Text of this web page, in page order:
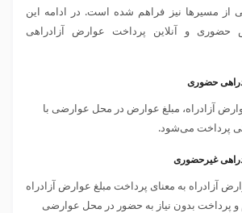
از مسیرها نیز فراهم شده است. در ادامه این
و آنلاین پرداخت عوارض آزادراهی
حضوری
آزادراه، مبلغ عوارض در محل عوارضی با
پرداخت می‌شود.
غیرحضوری
آزادراه به معنای پرداخت مبلغ عوارض آزادراه
و پرداخت بدون نیاز به حضور در محل عوارضی